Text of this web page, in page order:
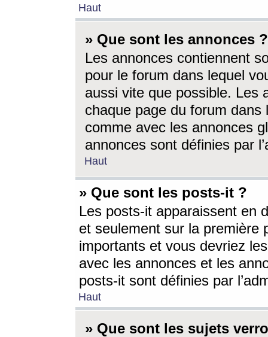
Haut
» Que sont les annonces ?
Les annonces contiennent
pour le forum dans lequel
aussi vite que possible. Les
chaque page du forum dans
comme avec les annonces
annonces sont définies par
Haut
» Que sont les posts-it ?
Les posts-it apparaissent en
et seulement sur la première
importants et vous devriez
avec les annonces et les
posts-it sont définies par
Haut
» Que sont les sujets